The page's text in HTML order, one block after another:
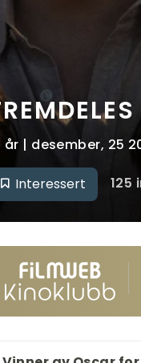
år | desember, 25
Interessert 125